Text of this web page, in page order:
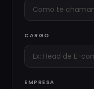
CARGO
EMPRESA